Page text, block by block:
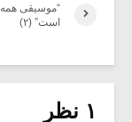
“موسیقی
است” (۲)
۱ نظر